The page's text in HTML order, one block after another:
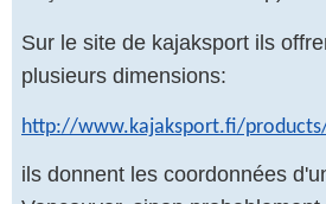
Sur le site de kajaksport ils
plusieurs dimensions:
http://www.kajaksport.fi/
ils donnent les coordonnées